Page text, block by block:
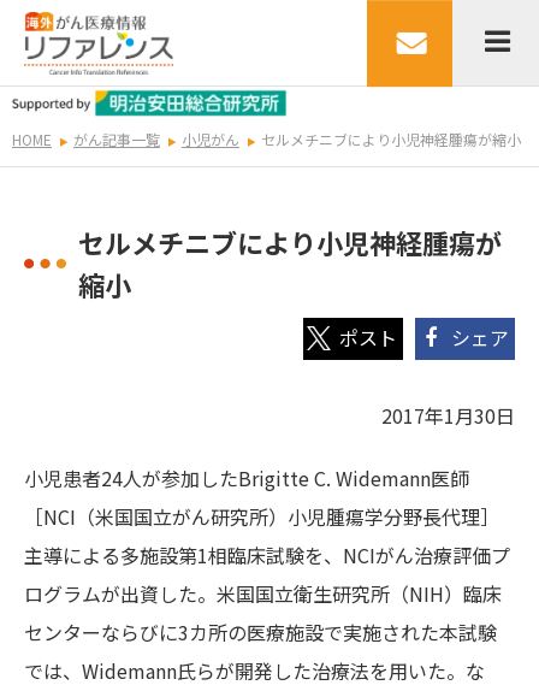
HOME がん記事一覧 小児がん セルメチニブにより小児神経腫瘍が縮小
セルメチニブにより小児神経腫瘍が
縮小
シェア
2017年1月30日
小児患者24人が参加したBrigitte C. Widemann医師
［NCI（米国国立がん研究所）小児腫瘍学分野長代理］
主導による多施設第1相臨床試験を、NCIがん治療評価プ
ログラムが出資した。米国国立衛生研究所（NIH）臨床
センターならびに3カ所の医療施設で実施された本試験
では、Widemann氏らが開発した治療法を用いた。な